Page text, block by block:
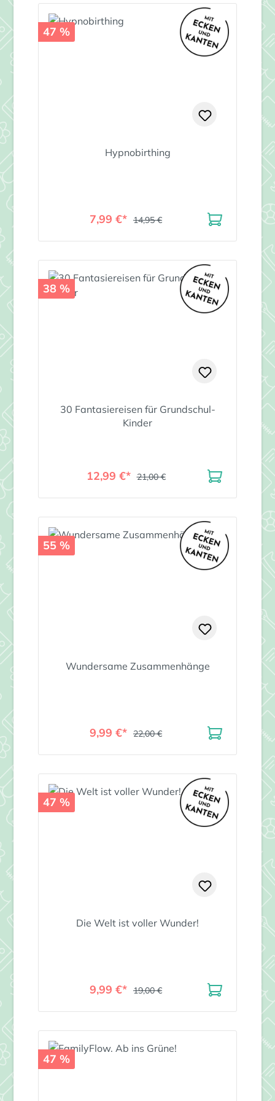
47 %
Hypnobirthing
7,99 €* 14,95 €
38 %
30 Fantasiereisen für Grundschul-
Kinder
12,99 €* 21,00 €
55 %
Wundersame Zusammenhänge
9,99 €* 22,00 €
47 %
Die Welt ist voller Wunder!
9,99 €* 19,00 €
47 %